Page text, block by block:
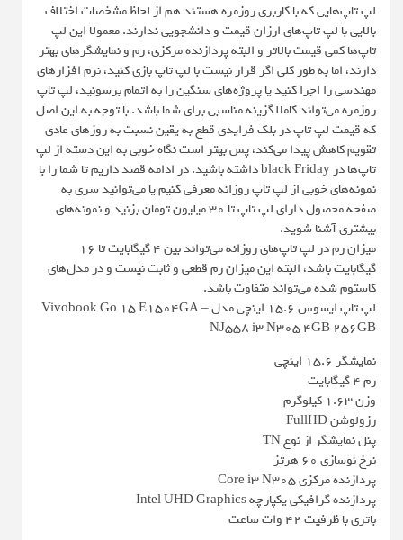
لپ تاپ‌هایی که با کاربری روزمره هستند هم از لحاظ مشخصات اختلاف
بالایی با لپ تاپ‌های ارزان قیمت و دانشجویی ندارند. معمولا این لپ
تاپ‌ها کمی قیمت بالاتر و البته پردازنده مرکزی، رم و نمایشگرهای بهتر
دارند، اما به طور کلی اگر قرار نیست با لپ تاپ بازی کنید، نرم افزارهای
مهندسی را اجرا کنید یا پروژه‌های سنگین را به اتمام برسونید، لپ تاپ
روزمره می‌تواند کاملا گزینه مناسبی برای شما باشد. با توجه به این اصل
که قیمت لپ تاپ در بلک فرایدی قطع به یقین نسبت به روزهای عادی
تقویم کاهش پیدا می‌کند، پس بهتر است نگاه خوبی به این دسته از لپ
تاپ‌ها در black Friday داشته باشید. در ادامه قصد داریم تا شما را با
نمونه‌های خوبی از لپ تاپ روزانه معرفی کنیم یا می‌توانید سری به
صفحه محصول دارای لپ تاپ تا 30 میلیون تومان بزنید و نمونه‌های
بیشتری آشنا شوید.
میزان رم در لپ تاپ‌های روزانه می‌تواند بین ۴ گیگابایت تا ۱۶
گیگابایت باشد، البته این میزان رم قطعی و ثابت نیست و در مدل‌های
کاستوم شده می‌تواند متفاوت باشد.
لپ تاپ ایسوس 15.6 اینچی مدل Vivobook Go 15 E1504GA –
NJ558 i3 N305 4GB 256GB
نمایشگر ۱۵.۶ اینچی
رم ۴ گیگابایت
وزن ۱.۶۳ کیلوگرم
رزولوشن FullHD
پنل نمایشگر از نوع TN
نرخ نوسازی ۶۰ هرتز
پردازنده مرکزی Core i3 N305
پردازنده گرافیکی یکپارچه Intel UHD Graphics
باتری با ظرفیت ۴۲ وات ساعت